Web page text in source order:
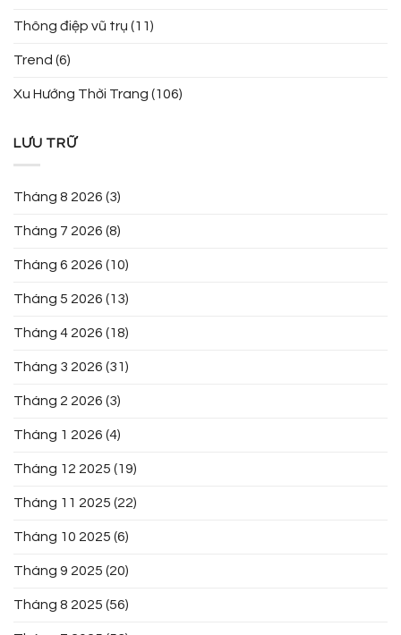
Thông điệp vũ trụ (11)
Trend (6)
Xu Hướng Thời Trang (106)
LƯU TRỮ
Tháng 8 2026 (3)
Tháng 7 2026 (8)
Tháng 6 2026 (10)
Tháng 5 2026 (13)
Tháng 4 2026 (18)
Tháng 3 2026 (31)
Tháng 2 2026 (3)
Tháng 1 2026 (4)
Tháng 12 2025 (19)
Tháng 11 2025 (22)
Tháng 10 2025 (6)
Tháng 9 2025 (20)
Tháng 8 2025 (56)